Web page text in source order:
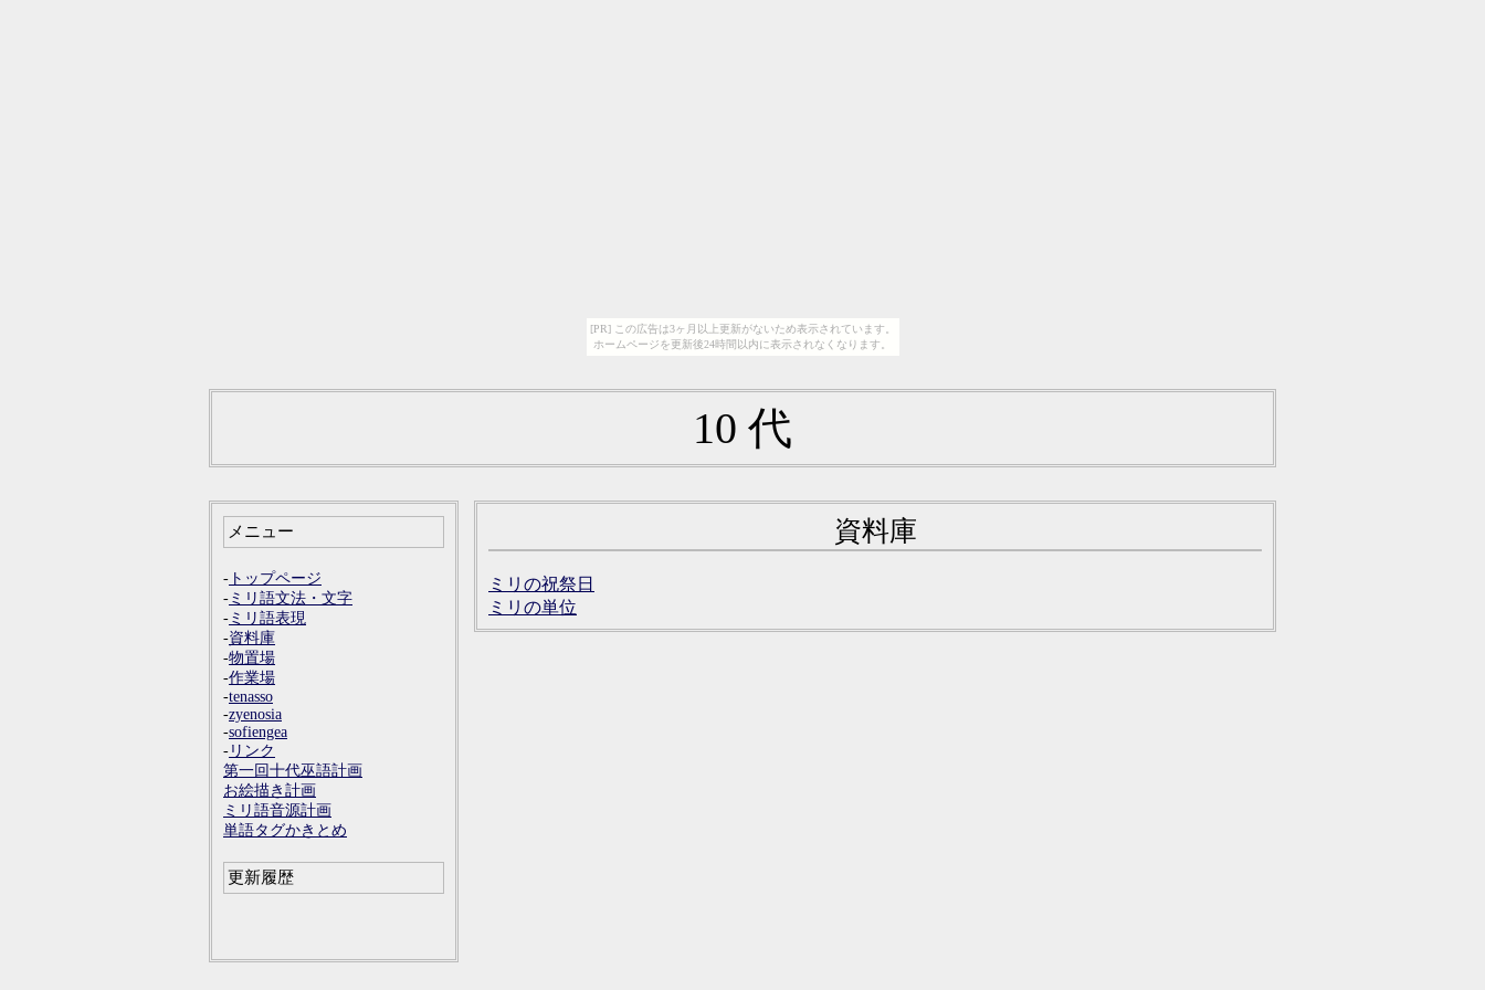
[PR] この広告は3ヶ月以上更新がないため表示されています。
ホームページを更新後24時間以内に表示されなくなります。
10 代
メニュー
- トップページ
- ミリ語文法・文字
- ミリ語表現
-資料庫
-物置場
-作業場
-tenasso
-zyenosia
-sofiengea
- リンク
第一回十代巫語計画
お絵描き計画
ミリ語音源計画
単語タグかきとめ
更新履歴
資料庫
ミリの祝祭日
ミリの単位